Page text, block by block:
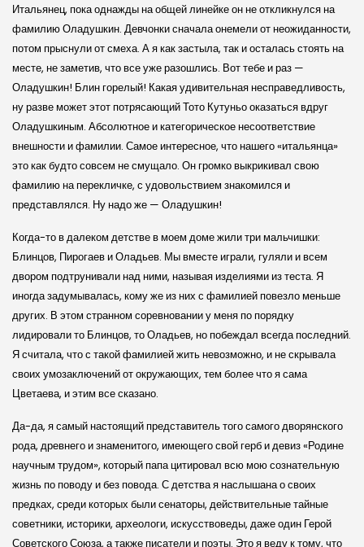
Итальянец, пока однажды на общей линейке он не откликнулся на
фамилию Оладушкин. Девчонки сначала онемели от неожиданности,
потом прыснули от смеха. А я как застыла, так и осталась стоять на
месте, не заметив, что все уже разошлись. Вот тебе и раз —
Оладушкин! Блин горелый! Какая удивительная несправедливость,
ну разве может этот потрясающий Тото Кутуньо оказаться вдруг
Оладушкиным. Абсолютное и категорическое несоответствие
внешности и фамилии. Самое интересное, что нашего «итальянца»
это как будто совсем не смущало. Он громко выкрикивал свою
фамилию на перекличке, с удовольствием знакомился и
представлялся. Ну надо же — Оладушкин!
Когда-то в далеком детстве в моем доме жили три мальчишки:
Блинцов, Пирогаев и Оладьев. Мы вместе играли, гуляли и всем
двором подтрунивали над ними, называя изделиями из теста. Я
иногда задумывалась, кому же из них с фамилией повезло меньше
других. В этом странном соревновании у меня по порядку
лидировали то Блинцов, то Оладьев, но побеждал всегда последний.
Я считала, что с такой фамилией жить невозможно, и не скрывала
своих умозаключений от окружающих, тем более что я сама
Цветаева, и этим все сказано.
Да-да, я самый настоящий представитель того самого дворянского
рода, древнего и знаменитого, имеющего свой герб и девиз «Родине
научным трудом», который папа цитировал всю мою сознательную
жизнь по поводу и без повода. С детства я наслышана о своих
предках, среди которых были сенаторы, действительные тайные
советники, историки, археологи, искусствоведы, даже один Герой
Советского Союза, а также писатели и поэты. Это я веду к тому, что